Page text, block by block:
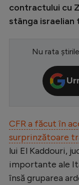
CM
contractului cu
stânga
Nu rata
CFR a făcut în
surprinzătoare
lui El Kaddouri,
importante ale
însă gruparea